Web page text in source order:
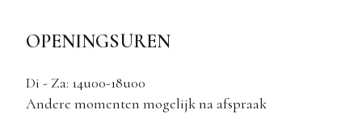
OPENINGSUREN
Di - Za: 14u00-18u00
Andere momenten mogelijk na afspraak